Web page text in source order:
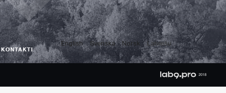
KONTAKTI
English Svenska Norsk Latviešu
2018